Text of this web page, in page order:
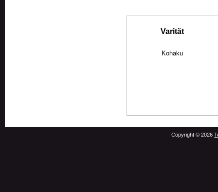
Varität
Kohaku
Copyright © 2026